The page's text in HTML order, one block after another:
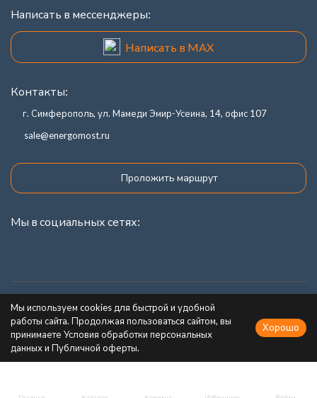
Написать в мессенджеры:
Написать в MAX
Контакты:
г. Симферополь, ул. Мамеди Эмир-Усеина, 14, офис 107
sale@energomost.ru
Проложить маршрут
Мы в социальных сетях:
Каталог товаров
Информация
Мы используем cookies для быстрой и удобной
работы сайта. Продолжая пользоваться сайтом, вы
принимаете Условия обработки персональных
данных и Публичной оферты.
Хорошо